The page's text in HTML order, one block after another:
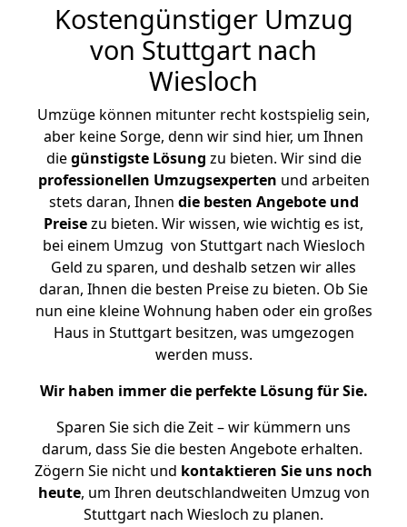
Kostengünstiger Umzug
von Stuttgart nach
Wiesloch
Umzüge können mitunter recht kostspielig sein,
aber keine Sorge, denn wir sind hier, um Ihnen
diegünstigste Lösung zu bieten. Wir sind die
professionellen Umzugsexperten und arbeiten
stets daran, Ihnen die besten Angebote und
Preisezu bieten. Wir wissen, wie wichtig es ist,
bei einem Umzug von Stuttgart nach Wiesloch
Geld zu sparen, und deshalb setzen wir alles
daran, Ihnen die besten Preise zu bieten. Ob Sie
nun eine kleine Wohnung haben oder ein großes
Haus in Stuttgart besitzen, was umgezogen
werden muss.
Wir haben immer die perfekte Lösung für Sie.
Sparen Sie sich die Zeit – wir kümmern uns
darum, dass Sie die besten Angebote erhalten.
Zögern Sie nicht und kontaktieren Sie uns noch
heute, um Ihren deutschlandweiten Umzug von
Stuttgart nach Wiesloch zu planen.